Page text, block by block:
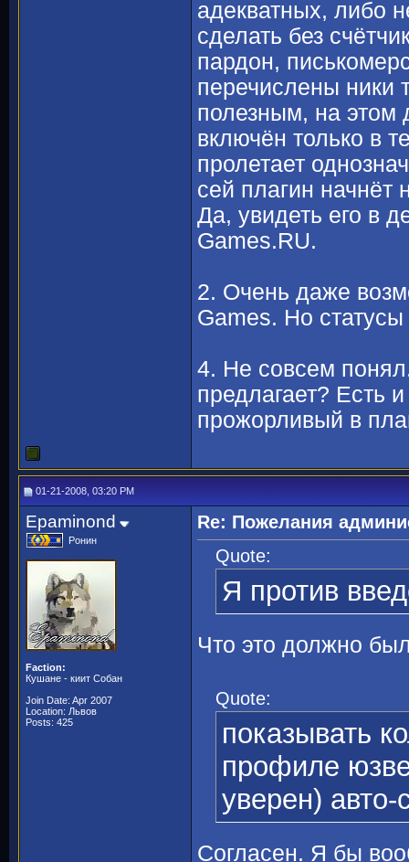
адекватных, либо
сделать без
пардон,
перечислены ники
полезным, на этом
включён только в
пролетает
сей плагин начнёт
Да, увидеть его в
Games.RU.
2. Очень даже
Games. Но
4. Не совсем
предлагает? Есть
прожорливый в
01-21-2008, 03:20 PM
Epaminond
Ронин
Faction:
Кушане - киит Собан
Join Date: Apr 2007
Location: Львов
Posts: 425
Re: Пожелания
Quote:
Я против
Что это должно
Quote:
показывать
профиле
уверен) авто-
Согласен. Я бы